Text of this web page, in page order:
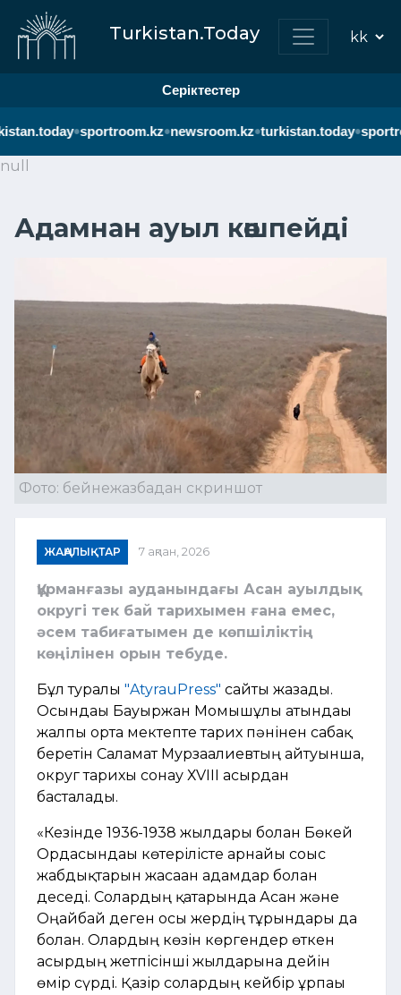
Turkistan.Today
Серіктестер
•sportroom.kz•newsroom.kz•turkistan.today•
null
Адамнан ауыл көшпейді
Фото: бейнежазбадан скриншот
ЖАҢАЛЫҚТАР 7 ақпан, 2026
Құрманғазы ауданындағы Асан ауылдық
округі тек бай тарихымен ғана емес,
әсем табиғатымен де көпшіліктің
көңілінен орын тебуде.
Бұл туралы "AtyrauPress" сайты жазады.
Осындағы Бауыржан Момышұлы атындағы
жалпы орта мектепте тарих пәнінен сабақ
беретін Саламат Мурзағалиевтың айтуынша,
округ тарихы сонау ХVIII ғасырдан
басталады.
«Кезінде 1936-1938 жылдары болған Бөкей
Ордасындағы көтерілісте арнайы соғыс
жабдықтарын жасаған адамдар болған
деседі. Солардың қатарында Асан және
Оңайбай деген осы жердің тұрғындары да
болған. Олардың көзін көргендер өткен
ғасырдың жетпісінші жылдарына дейін
өмір сүрді. Қазір солардың кейбір ұрпағы